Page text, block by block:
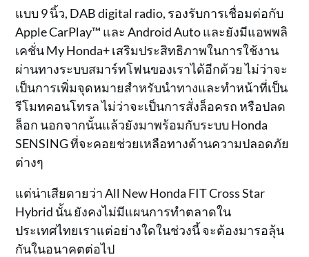
แบบ 9 นิ้ว, DAB digital radio, รองรับการเชื่อมต่อกับ
Apple CarPlay™ และ Android Auto และยังมีแอพพลิ
เคชั่น My Honda+ เสริมประสิทธิภาพในการใช้งาน
ผ่านทางระบบสมาร์ทโฟนของเราได้อีกด้วย ไม่ว่าจะ
เป็นการเพิ่มจุดหมายสำหรับนำทางและทำหน้าที่เป็น
รีโมทคอนโทรล ไม่ว่าจะเป็นการสั่งล็อครถ หรือปลด
ล็อก นอกจากนั้นแล้วยังมาพร้อมกับระบบ Honda
SENSING ที่จะคอยช่วยเหลือทางด้านความปลอดภัย
ต่างๆ
แต่น่าเสียดายว่า All New Honda FIT Cross Star
Hybrid นั้น ยังคงไม่มีแผนการทำตลาดใน
ประเทศไทยเราแต่อย่างใดในช่วงนี้ จะต้องมารอลุ้น
กันในอนาคตต่อไป